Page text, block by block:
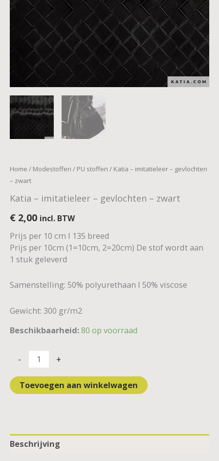
Home / Modestoffen / PU stoffen / Katia – imitatieleer – gevlochten
– zwart
Katia – imitatieleer – gevlochten – zwart
€ 2,00 incl. BTW
Prijs per 10 cm I 135 breed
Prijs per 10cm (1=10cm, 2=20cm) De stof wordt aan
1 stuk geleverd
Samenstelling: 50% polyurethaan I 50% viscose
Gewicht: 300 gr/m2
Beschikbaarheid:80 op voorraad
- +
Toevoegen aan winkelwagen
Beschrijving